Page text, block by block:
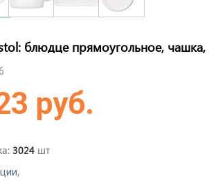
блюдце прямоугольное,
руб.
3024 шт
,